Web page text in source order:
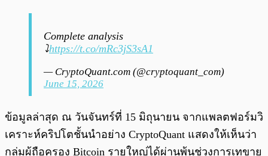
Complete analysis
⤵️https://t.co/mRc3jS3sA1
— CryptoQuant.com (@cryptoquant_com)
June 15, 2026
ข้อมูลล่าสุด ณ วันจันทร์ที่ 15 มิถุนายน จากแพลตฟอร์มวิ
เคราะห์คริปโตชั้นนำอย่าง CryptoQuant แสดงให้เห็นว่า
กลุ่มผู้ถือครอง Bitcoin รายใหญ่ได้ผ่านพ้นช่วงการเทขาย